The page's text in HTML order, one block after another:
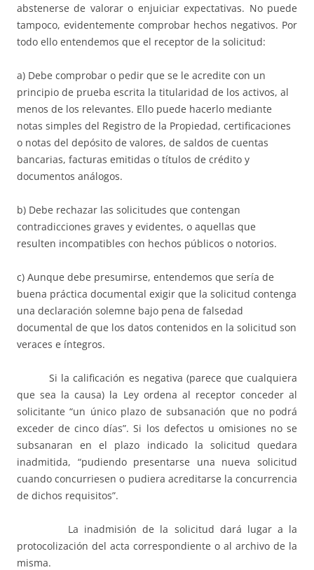
abstenerse de valorar o enjuiciar expectativas. No puede
tampoco, evidentemente comprobar hechos negativos. Por
todo ello entendemos que el receptor de la solicitud:
a) Debe comprobar o pedir que se le acredite con un
principio de prueba escrita la titularidad de los activos, al
menos de los relevantes. Ello puede hacerlo mediante
notas simples del Registro de la Propiedad, certificaciones
o notas del depósito de valores, de saldos de cuentas
bancarias, facturas emitidas o títulos de crédito y
documentos análogos.
b) Debe rechazar las solicitudes que contengan
contradicciones graves y evidentes, o aquellas que
resulten incompatibles con hechos públicos o notorios.
c) Aunque debe presumirse, entendemos que sería de
buena práctica documental exigir que la solicitud contenga
una declaración solemne bajo pena de falsedad
documental de que los datos contenidos en la solicitud son
veraces e íntegros.
Si la calificación es negativa (parece que cualquiera
que sea la causa) la Ley ordena al receptor conceder al
solicitante “un único plazo de subsanación que no podrá
exceder de cinco días”. Si los defectos u omisiones no se
subsanaran en el plazo indicado la solicitud quedara
inadmitida, “pudiendo presentarse una nueva solicitud
cuando concurriesen o pudiera acreditarse la concurrencia
de dichos requisitos”.
La inadmisión de la solicitud dará lugar a la
protocolización del acta correspondiente o al archivo de la
misma.